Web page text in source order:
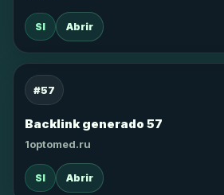
SI Abrir
#57
Backlink generado 57
1optomed.ru
SI Abrir